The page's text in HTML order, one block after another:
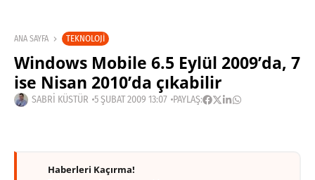
ANA SAYFA TEKNOLOJI
Windows Mobile 6.5 Eylül 2009’da, 7
ise Nisan 2010’da çıkabilir
SABRI KÜSTÜR 5 ŞUBAT 2009 13:07 PAYLAŞ:
Haberleri Kaçırma!